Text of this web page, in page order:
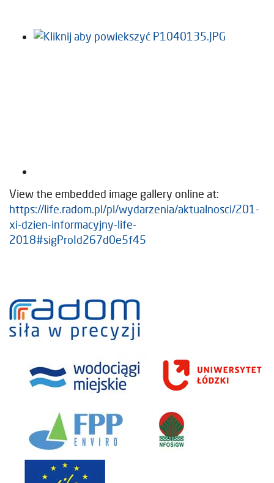
View the embedded image gallery online at:
https://life.radom.pl/pl/wydarzenia/aktualnosci/201-
xi-dzien-informacyjny-life-
2018#sigProId267d0e5f45